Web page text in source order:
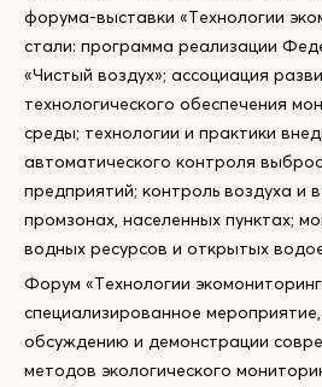
форума-выставки «Технологии
стали: программа реализации
«Чистый воздух»; ассоциация
технологического обеспечения
среды; технологии и практики
автоматического контроля
предприятий; контроль воздуха и
промзонах, населенных пунктах;
водных ресурсов и открытых
Форум «Технологии
специализированное
обсуждению и демонстрации
методов экологического